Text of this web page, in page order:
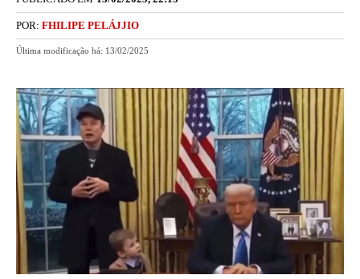
POR: FHILIPE PELÁJJIO
Última modificação há: 13/02/2025